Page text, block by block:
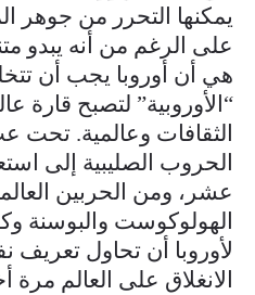
يمكنها التحرر من جوهر
على الرغم من أنه يبدو
هي أن أوروبا يجب أن
“الأوروبية” لتصبح قارة
الثقافات وعالمية. تحت
الحروب الصليبية إلى
عشر، ومن الحربين
الهولوكوست والبوسنة
لأوروبا أن تحاول تعريف
الانغلاق على العالم مرة